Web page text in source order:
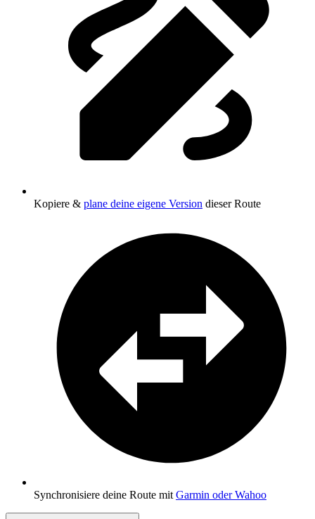
Kopiere & plane deine eigene Version dieser Route
Synchronisiere deine Route mit Garmin oder Wahoo